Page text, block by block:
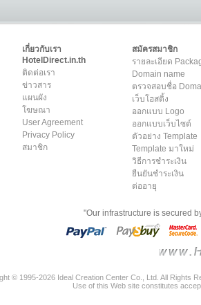
เกี่ยวกับเรา
HotelDirect.in.th
ติดต่อเรา
ข่าวสาร
แผนผัง
โฆษณา
User Agreement
Privacy Policy
สมาชิก
สมัครสมาชิก
รายละเอียด
Domain name
ตรวจสอบชื่อ
เว็บโฮสติ้ง
ออกแบบ Logo
ออกแบบเว็บไซต์
ตัวอย่าง Template
Template มาใหม่
วิธีการชำระเงิน
ยืนยันชำระเงิน
ต่ออายุ
"Our infrastructure is secured
© 1995-2026 Ideal Creation Center Co., Ltd. All Rights
Use of this Web site constitutes